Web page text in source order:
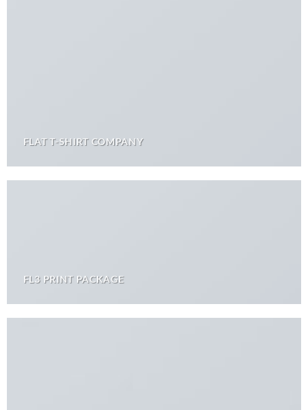
FLAT T-SHIRT COMPANY
FL3 PRINT PACKAGE